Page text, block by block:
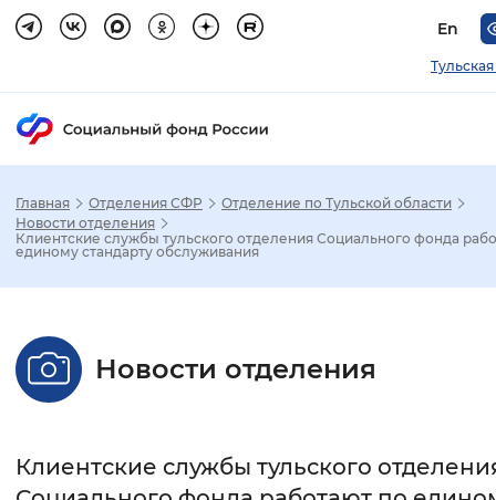
En
Стандартный Увеличенный
Без засечек С засечками
Главная Отделения СФР
Отделение по Тульской области
Новости отделения
Клиентские службы тульского отделения Социального фонда
единому стандарту обслуживания
Новости отделения
Клиентские службы тульского